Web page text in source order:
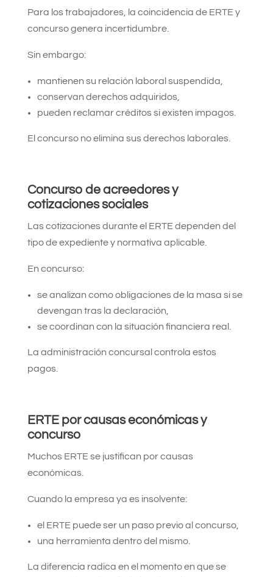
Para los trabajadores, la coincidencia de ERTE y
concurso genera incertidumbre.
Sin embargo:
mantienen su relación laboral suspendida,
conservan derechos adquiridos,
pueden reclamar créditos si existen impagos.
El concurso no elimina sus derechos laborales.
Concurso de acreedores y
cotizaciones sociales
Las cotizaciones durante el ERTE dependen del
tipo de expediente y normativa aplicable.
En concurso:
se analizan como obligaciones de la masa si se
devengan tras la declaración,
se coordinan con la situación financiera real.
La administración concursal controla estos
pagos.
ERTE por causas económicas y
concurso
Muchos ERTE se justifican por causas
económicas.
Cuando la empresa ya es insolvente:
el ERTE puede ser un paso previo al concurso,
una herramienta dentro del mismo.
La diferencia radica en el momento en que se